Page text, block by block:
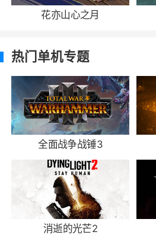
花亦山心之月
热门单机专题
全面战争战锤3
消逝的光芒2